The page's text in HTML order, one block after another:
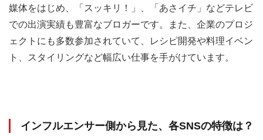
媒体をはじめ、「スッキリ！」、「あさイチ」などテレビ
での出演実績も豊富なブロガーです。また、企業のプロジ
ェクトにも多数参加されていて、レシピ開発や料理イベン
ト、スタイリングなど幅広い仕事を手がけています。
インフルエンサー側から見た、各SNSの特徴は？